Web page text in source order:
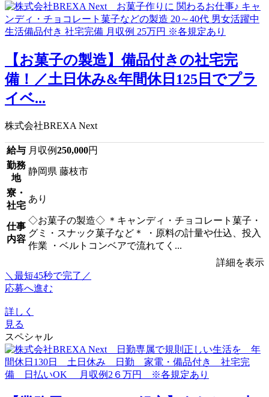
【お菓子の製造】備品付きの社宅完
備！／土日休み&年間休日125日でプラ
イベ...
株式会社BREXA Next
給与 月収例250,000円
勤務
地
静岡県 藤枝市
寮・
社宅
あり
仕事
内容
◇お菓子の製造◇ ＊キャンディ・チョコレート菓子・
グミ・スナック菓子など＊ ・原料の計量や仕込、投入
作業 ・ベルトコンベアで流れてく...
詳細を表示
＼最短45秒で完了／
応募へ進む
詳しく
見る
スペシャル